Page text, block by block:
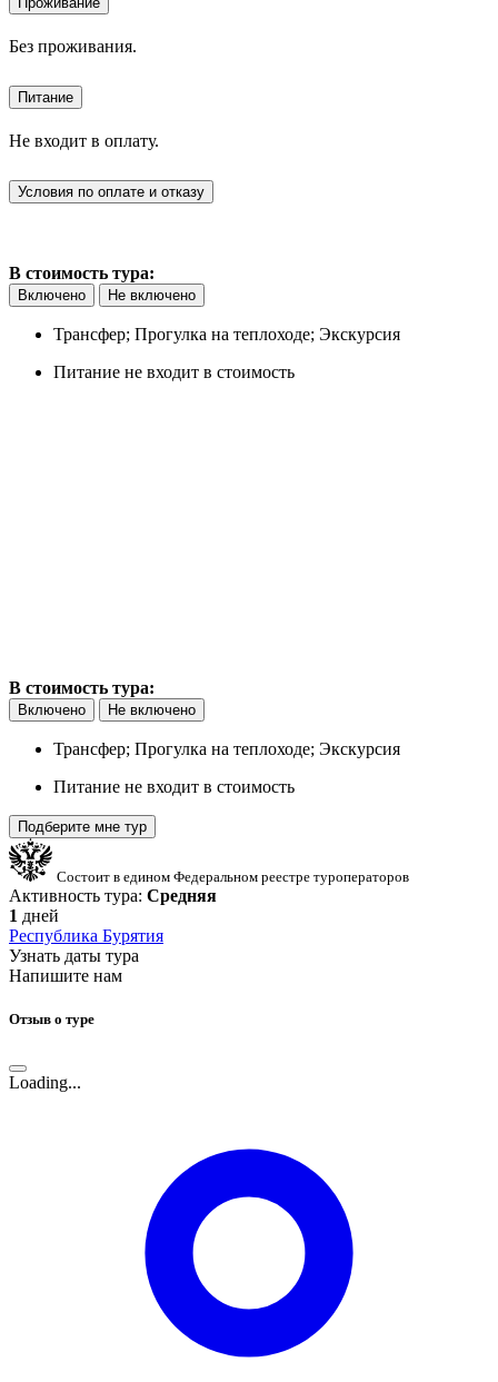
Без проживания.
Питание
Не входит в оплату.
Условия по оплате и отказу
В стоимость тура:
Включено Не включено
Трансфер; Прогулка на теплоходе; Экскурсия
Питание не входит в стоимость
В стоимость тура:
Включено Не включено
Трансфер; Прогулка на теплоходе; Экскурсия
Питание не входит в стоимость
Подберите мне тур
Состоит в едином Федеральном реестре туроператоров
Активность тура: Средняя
1 дней
Республика Бурятия
Узнать даты тура
Напишите нам
Отзыв о туре
Loading...